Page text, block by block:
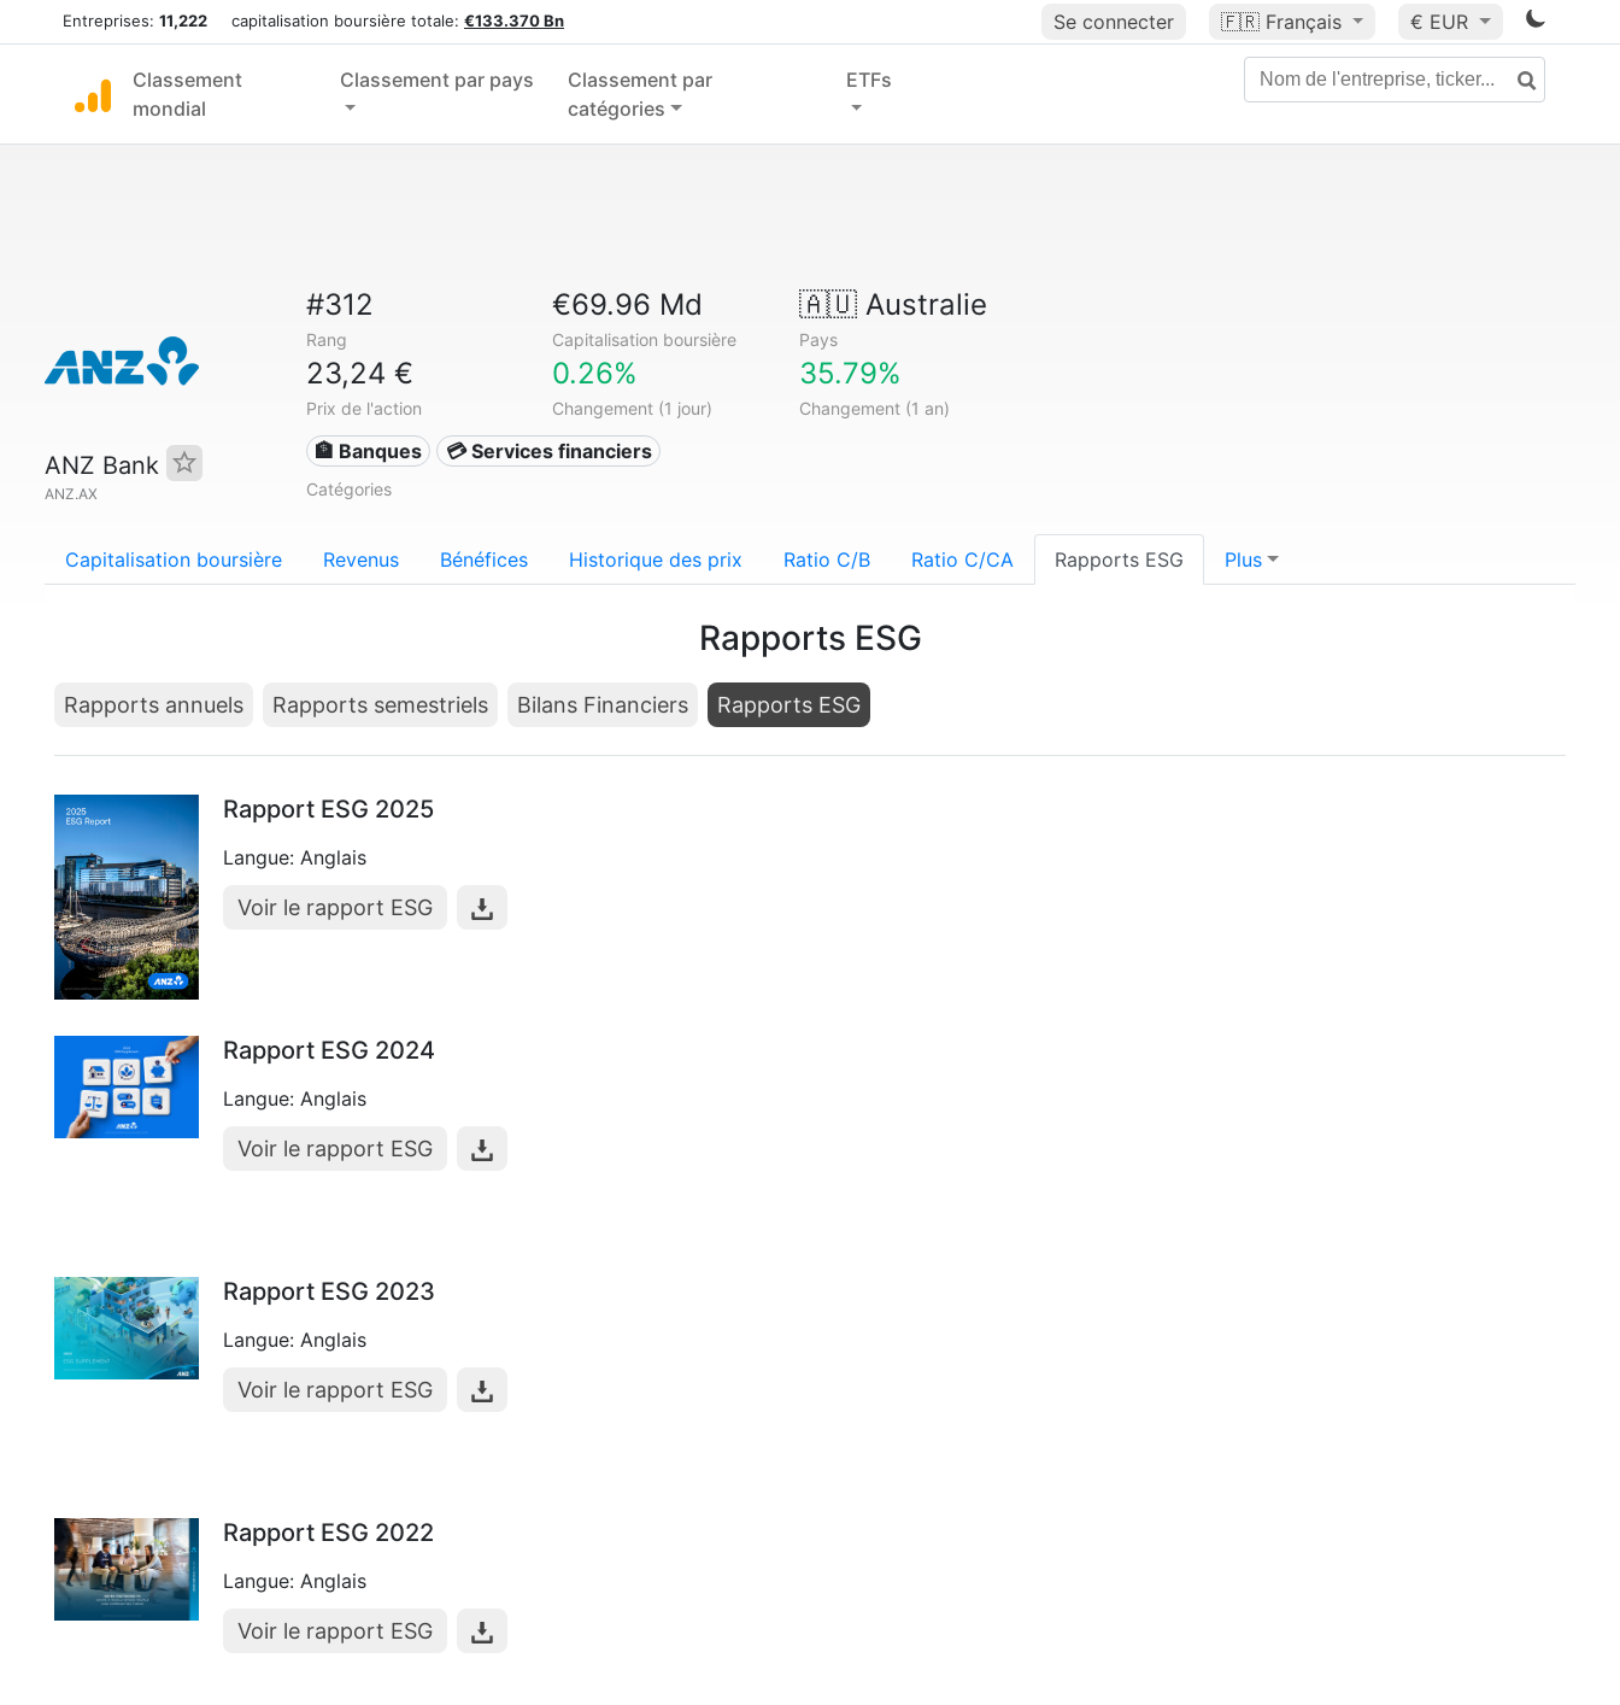
Entreprises: 11,222 capitalisation boursière totale: €133.370 Bn Se connecter 🇫🇷 Français € EUR
Classement
mondial
Classement par pays
Classement par
catégories
ETFs
ANZ Bank
ANZ.AX
#312
Rang
€69.96 Md
Capitalisation boursière
🇦🇺Australie
Pays
23,24 €
Prix de l'action
0.26%
Changement (1 jour)
35.79%
Changement (1 an)
🏦 Banques 💳 Services financiers
Catégories
Capitalisation boursière Revenus Bénéfices Historique des prix Ratio C/B Ratio C/CA Rapports ESG Plus
Rapports ESG
Rapports annuels Rapports semestriels Bilans Financiers Rapports ESG
Rapport ESG 2025
Langue: Anglais
Voir le rapport ESG
Rapport ESG 2024
Langue: Anglais
Voir le rapport ESG
Rapport ESG 2023
Langue: Anglais
Voir le rapport ESG
Rapport ESG 2022
Langue: Anglais
Voir le rapport ESG